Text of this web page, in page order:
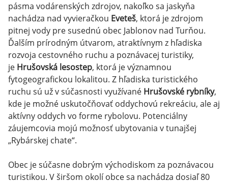
pásma vodárenských zdrojov, nakoľko sa jaskyňa
nachádza nad vyvieračkou Eveteš, ktorá je zdrojom
pitnej vody pre susednú obec Jablonov nad Turňou.
Ďalším prírodným útvarom, atraktívnym z hľadiska
rozvoja cestovného ruchu a poznávacej turistiky,
je Hrušovská lesostep, ktorá je významnou
fytogeografickou lokalitou. Z hľadiska turistického
ruchu sú už v súčasnosti využívané Hrušovské rybníky,
kde je možné uskutočňovať oddychovú rekreáciu, ale aj
aktívny oddych vo forme rybolovu. Potenciálny
záujemcovia mojú možnosť ubytovania v tunajšej
„Rybárskej chate“.
Obec je súčasne dobrým východiskom za poznávacou
turistikou. V širšom okolí obce sa nachádza dosiaľ 80